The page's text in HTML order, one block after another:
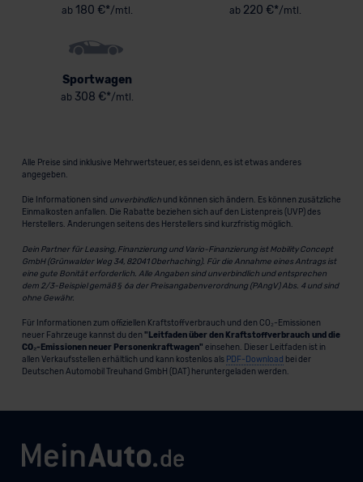
ab 180 €*/mtl. ab 220 €*/mtl.
Sportwagen
ab 308 €*/mtl.
Alle Preise sind inklusive Mehrwertsteuer, es sei denn, es ist etwas anderes
angegeben.
Die Informationen sind unverbindlichund können sich ändern. Es können zusätzliche
Einmalkosten anfallen. Die Rabatte beziehen sich auf den Listenpreis (UVP) des
Herstellers. Änderungen seitens des Herstellers sind kurzfristig möglich.
Dein Partner für Leasing, Finanzierung und Vario-Finanzierung ist Mobility Concept
GmbH (Grünwalder Weg 34, 82041 Oberhaching). Für die Annahme eines Antrags ist
eine gute Bonität erforderlich. Alle Angaben sind unverbindlich und entsprechen
dem 2/3-Beispiel gemäß § 6a der Preisangabenverordnung (PAngV) Abs. 4 und sind
ohne Gewähr.
Für Informationen zum offiziellen Kraftstoffverbrauch und den CO₂-Emissionen
neuer Fahrzeuge kannst du den "Leitfaden über den Kraftstoffverbrauch und die
CO₂-Emissionen neuer Personenkraftwagen" einsehen. Dieser Leitfaden ist in
allen Verkaufsstellen erhältlich und kann kostenlos als PDF-Download bei der
Deutschen Automobil Treuhand GmbH (DAT) heruntergeladen werden.